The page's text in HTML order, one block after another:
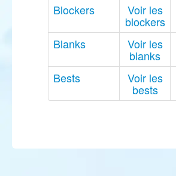
Blockers Voir les
blockers
Blanks Voir les
blanks
Bests
Voir les
bests